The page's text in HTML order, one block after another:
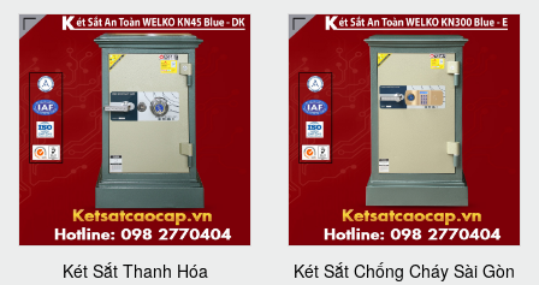
Két Sắt Thanh Hóa Két Sắt Chống Cháy Sài Gòn